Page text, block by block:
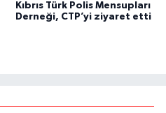
Kıbrıs Türk Polis Mensupları
Derneği, CTP’yi ziyaret etti